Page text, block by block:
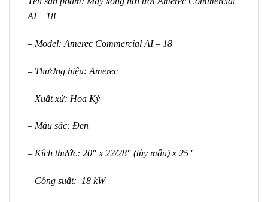
AI – 18
– Model: Amerec Commercial AI – 18
– Thương hiệu: Amerec
– Xuất xứ: Hoa Kỳ
– Màu sắc: Đen
– Kích thước: 20″ x 22/28″ (tùy mẫu) x 25″
– Công suất: 18 kW